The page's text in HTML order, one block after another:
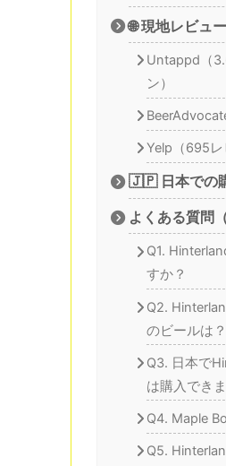
🌐 現地レビュ
Untappd（
ン）
Yelp（695レ
🇯🇵 日本での
よくある質問
Q1.
すか？
Q2.
のビールは？
Q3. 日本で
は購入でき
Q4. Maple
Q5.